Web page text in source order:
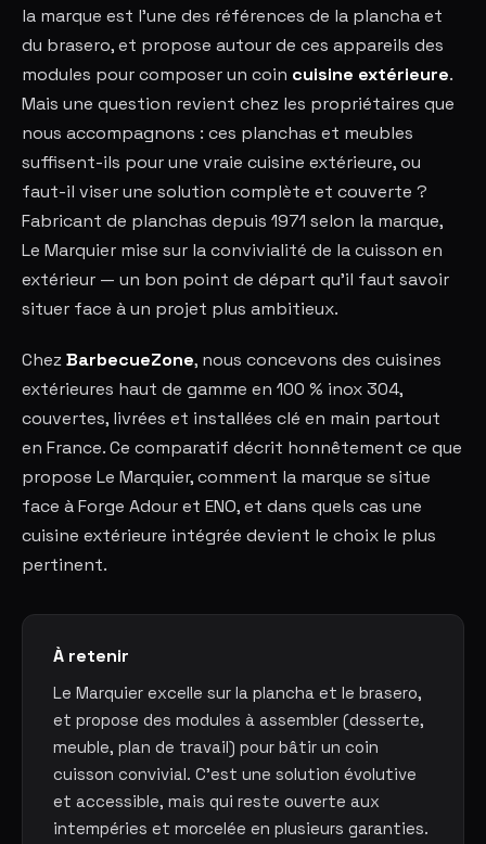
la marque est l'une des références de la plancha et
du brasero, et propose autour de ces appareils des
modules pour composer un coin cuisine extérieure.
Mais une question revient chez les propriétaires que
nous accompagnons : ces planchas et meubles
suffisent-ils pour une vraie cuisine extérieure, ou
faut-il viser une solution complète et couverte ?
Fabricant de planchas depuis 1971 selon la marque,
Le Marquier mise sur la convivialité de la cuisson en
extérieur — un bon point de départ qu'il faut savoir
situer face à un projet plus ambitieux.
ChezBarbecueZone, nous concevons des cuisines
extérieures haut de gamme en 100 % inox 304,
couvertes, livrées et installées clé en main partout
en France. Ce comparatif décrit honnêtement ce que
propose Le Marquier, comment la marque se situe
face à Forge Adour et ENO, et dans quels cas une
cuisine extérieure intégrée devient le choix le plus
pertinent.
À retenir
Le Marquier excelle sur la plancha et le brasero,
et propose des modules à assembler (desserte,
meuble, plan de travail) pour bâtir un coin
cuisson convivial. C'est une solution évolutive
et accessible, mais qui reste ouverte aux
intempéries et morcelée en plusieurs garanties.